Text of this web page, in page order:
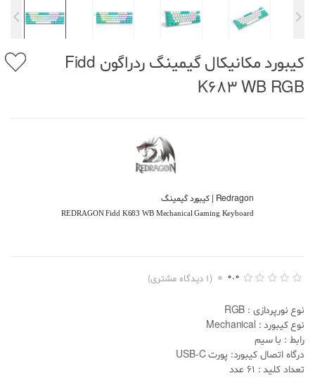
کیبورد مکانیکال گیمینگ ردراگون Fidd
K683 WB RGB
Redragon | کیبورد گیمینگ
REDRAGON Fidd K683 WB Mechanical Gaming Keyboard
ت
ی
ا
ز
د
ه
ی
0.0
(
1 دیدگاه مشتری)
نوع نورپردازی : RGB
نوع کیبورد : Mechanical
رابط : با سیم
درگاه اتصال کیبورد: پورت USB-C
تعداد کلید : 61 عدد